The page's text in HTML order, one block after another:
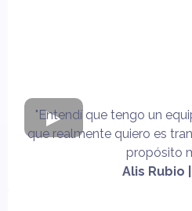
"Entendí que tengo un
que realmente quiero es
propósito
Alis Rubio |